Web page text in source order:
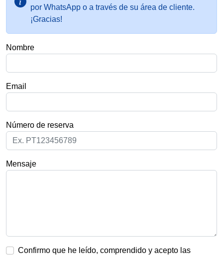
por WhatsApp o a través de su área de cliente.
¡Gracias!
Nombre
Email
Número de reserva
Mensaje
Confirmo que he leído, comprendido y acepto las